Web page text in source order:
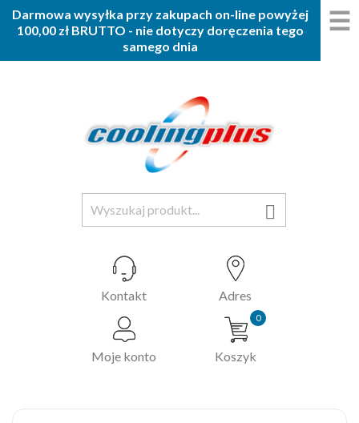
Darmowa wysyłka przy zakupach on-line powyżej
100,00 zł BRUTTO - nie dotyczy doręczenia tego
samego dnia

☰
Kontakt Adres
Moje konto
0
Koszyk